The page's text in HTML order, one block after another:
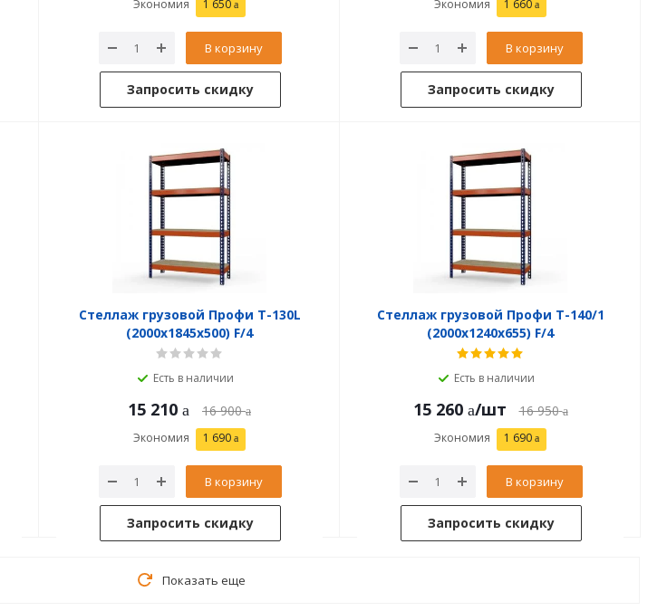
Экономия 1 650
В корзину
Запросить скидку
Экономия 1 660
В корзину
Запросить скидку
Стеллаж грузовой Профи Т-130L
(2000x1845x500) F/4
Есть в наличии
15 210 16 900
Экономия 1 690
В корзину
Запросить скидку
Стеллаж грузовой Профи Т-140/1
(2000x1240x655) F/4
Есть в наличии
15 260 /шт 16 950
Экономия 1 690
В корзину
Запросить скидку
Показать еще